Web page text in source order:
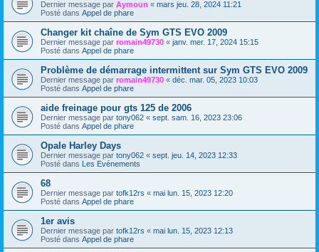
Dernier message par Aymoun « mars jeu. 28, 2024 11:21
Posté dans Appel de phare
Changer kit chaîne de Sym GTS EVO 2009
Dernier message par romain49730 « janv. mer. 17, 2024 15:15
Posté dans Appel de phare
Problème de démarrage intermittent sur Sym GTS EVO 2009
Dernier message par romain49730 « déc. mar. 05, 2023 10:03
Posté dans Appel de phare
aide freinage pour gts 125 de 2006
Dernier message par tony062 « sept. sam. 16, 2023 23:06
Posté dans Appel de phare
Opale Harley Days
Dernier message par tony062 « sept. jeu. 14, 2023 12:33
Posté dans Les Evénements
68
Dernier message par tofk12rs « mai lun. 15, 2023 12:20
Posté dans Appel de phare
1er avis
Dernier message par tofk12rs « mai lun. 15, 2023 12:13
Posté dans Appel de phare